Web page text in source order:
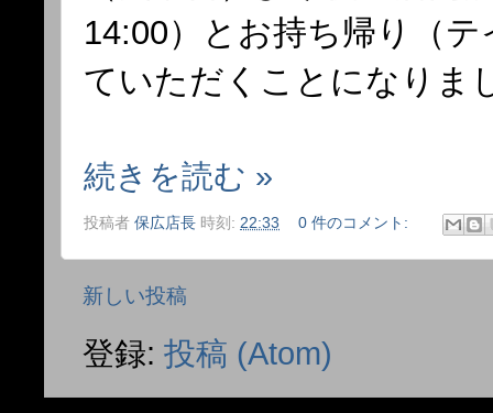
14:00）とお持ち帰り（
ていただくことになりま
続きを読む »
投稿者 保広店長 時刻: 22:33 0 件のコメント:
新しい投稿
登録: 投稿 (Atom)